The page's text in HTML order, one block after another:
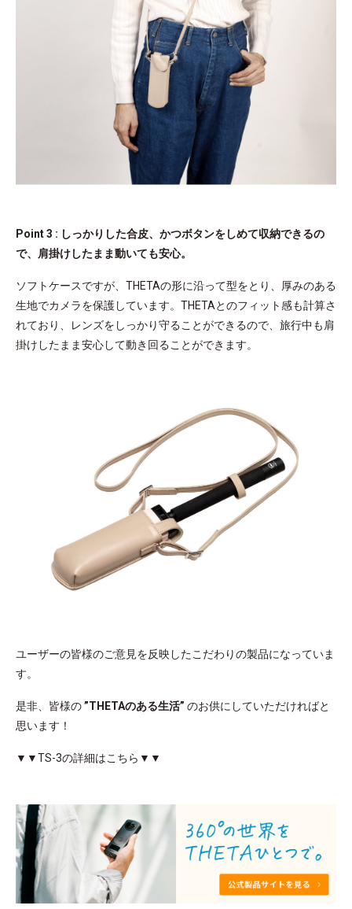
Point 3 : しっかりした合皮、かつボタンをしめて収納できるの
で、肩掛けしたまま動いても安心。
ソフトケースですが、THETAの形に沿って型をとり、厚みのある
生地でカメラを保護しています。THETAとのフィット感も計算さ
れており、レンズをしっかり守ることができるので、旅行中も肩
掛けしたまま安心して動き回ることができます。
ユーザーの皆様のご意見を反映したこだわりの製品になっていま
す。
是非、皆様の”THETAのある生活” のお供にしていただければと
思います！
▼▼TS-3の詳細はこちら▼▼